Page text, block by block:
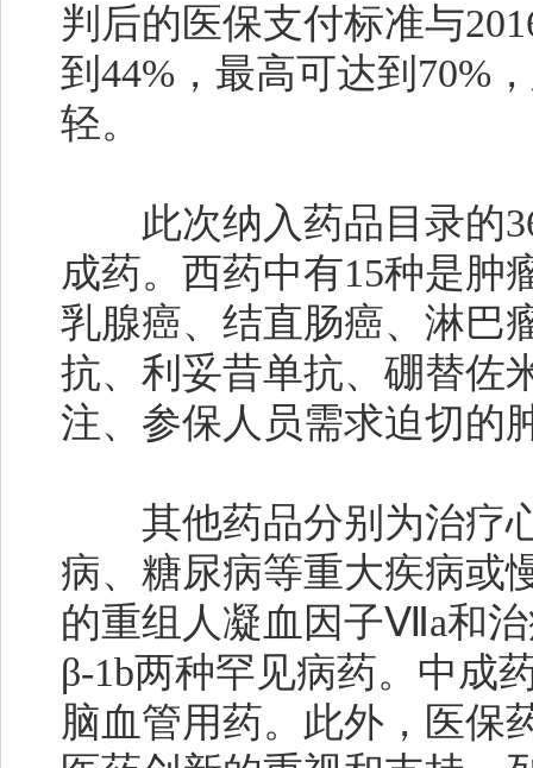
判后的医保支付标准与
到44%，最高可达到70%
轻。
此次纳入药品目录的36
成药。西药中有15种是肿
乳腺癌、结直肠癌、淋巴
抗、利妥昔单抗、硼替佐
注、参保人员需求迫切的
其他药品分别为治疗心
病、糖尿病等重大疾病或
的重组人凝血因子Ⅶa和
β-1b两种罕见病药。中成
脑血管用药。此外，医保